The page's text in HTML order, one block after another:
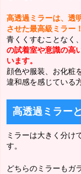
高透過ミラーは、透
させた最高級ミラー！
青くくすむことなく、
の試着室や意識の高
います。
顔色や服装、お化粧
違和感を感じている
高透過ミラー
ミラーは大きく分け
す。
どちらのミラーもガ